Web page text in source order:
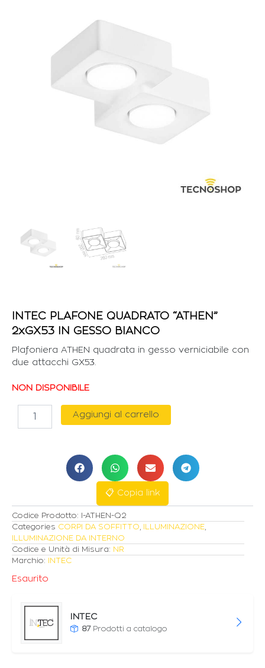
INTEC PLAFONE QUADRATO “ATHEN”
2xGX53 IN GESSO BIANCO
Plafoniera ATHEN quadrata in gesso verniciabile con
due attacchi GX53.
NON DISPONIBILE
PLAFONE
quantità
Aggiungi al carrello
📋 Copia link
Codice Prodotto: I-ATHEN-Q2
Categories CORPI DA SOFFITTO ILLUMINAZIONE
ILLUMINAZIONE DA INTERNO
Codice e Unità di Misura: NR
Marchio: INTEC
Esaurito
INTEC
87 Prodotti a catalogo